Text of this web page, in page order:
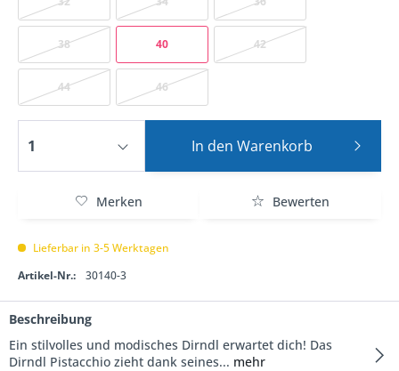
38 40 42
44 46
In den Warenkorb
Merken Bewerten
Lieferbar in 3-5 Werktagen
Artikel-Nr.:
30140-3
Beschreibung
Ein stilvolles und modisches Dirndl erwartet dich! Das
Dirndl Pistacchio zieht dank seines... mehr